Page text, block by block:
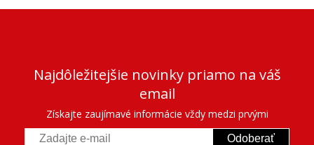
Najdôležitejšie novinky priamo na váš
email
Získajte zaujímavé informácie vždy medzi prvými
Odoberať